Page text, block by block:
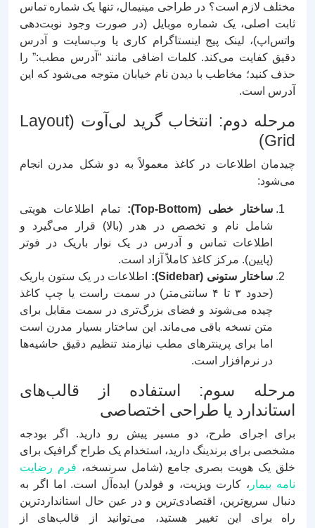
مختلف لازم است؟ در طراحی مینیمال، تنها یک شماره تماس
ثابت اصلی، یک شماره موبایل (در صورت وجود نوبت‌دهی
واتس‌اپ)، لینک پیج اینستاگرام کاری یا وب‌سایت و آدرس
دقیق کفایت می‌کند. کلمات اضافی مانند “آدرس مطب:” را
حذف کنید؛ مخاطب با دیدن نام خیابان متوجه می‌شود که این
آدرس است.
مرحله دوم: انتخاب گرید لی‌آوت (Layout
Grid)
چیدمان اطلاعات در کاغذ معمولاً به دو شکل مدرن انجام
می‌شود:
ساختار خطی (Top-Bottom):
تمام اطلاعات هویتی
شامل نام و تخصص در هدر (بالا) قرار می‌گیرد و
اطلاعات تماس و آدرس در یک نوار باریک در فوتر
(پایین). مرکز کاغذ کاملاً آزاد است.
ساختار ستونی (Sidebar):
اطلاعات در یک ستون باریک
(حدود ۳ تا ۴ سانتی‌متر) در سمت راست یا چپ کاغذ
چیده می‌شوند و فضای بزرگ‌تری در سمت مقابل برای
متن نسخه باقی می‌ماند. این ساختار بسیار مدرن است
اما برای پرینترهای مطب نیازمند تنظیم دقیق حاشیه‌ها
در نرم‌افزار است.
مرحله سوم: استفاده از قالب‌های
استاندارد یا طراحی اختصاصی
برای اجرای طرح، دو مسیر پیش رو دارید. اگر بودجه
مشخصی برای برندینگ دارید، استخدام یک طراح گرافیک برای
خلق یک هویت بصری جامع (شامل سرنسخه، فرم رضایت
نامه بیمار ، کارت ویزیت، و فولدر) ایده‌آل است. اما اگر به
دنبال سریع‌ترین، اقتصادی‌ترین و در عین حال استانداردترین
راه برای این تغییر هستید، می‌توانید از قالب‌های از